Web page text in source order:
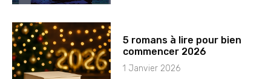
5 romans à lire pour bien
commencer 2026
1 Janvier 2026